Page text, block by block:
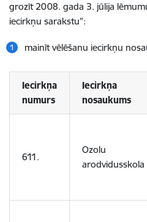
grozīt 2008. gada 3. jūlija
iecirkņu sarakstu”:
mainīt vēlēšanu iecirkņu
Iecirkņa
numurs
Iecirkņa
nosaukums
611.
Ozolu
arodvidusskola